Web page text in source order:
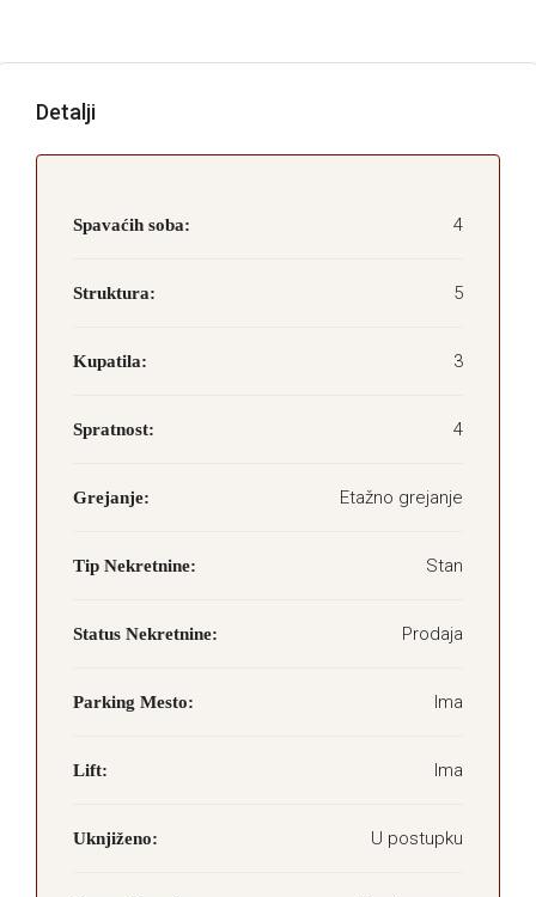
Detalji
Spavaćih soba: 4
Struktura: 5
Kupatila: 3
Spratnost: 4
Grejanje: Etažno grejanje
Tip Nekretnine: Stan
Status Nekretnine: Prodaja
Parking Mesto: Ima
Lift: Ima
Uknjiženo: U postupku